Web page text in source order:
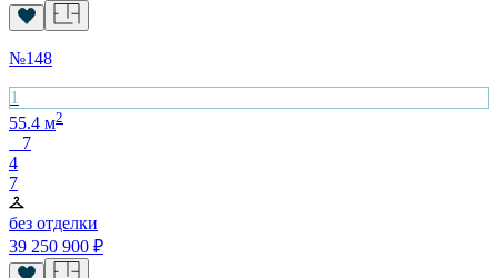
№148
1
55.4 м2
7
4
7
без отделки
39 250 900 ₽